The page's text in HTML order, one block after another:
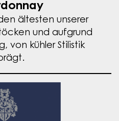
ältesten unserer
und aufgrund
von kühler Stilistik